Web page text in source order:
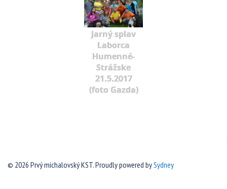
Jarný splav
Laborca
Humenné-
Strážske
21.5.2017
(foto Gazda)
© 2026 Prvý michalovský KST. Proudly powered bySydney